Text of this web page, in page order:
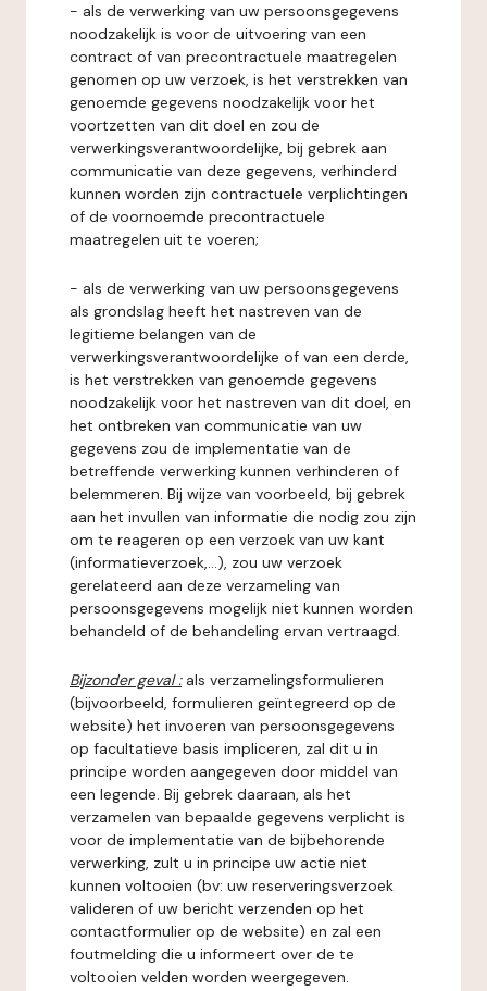
- als de verwerking van uw persoonsgegevens
noodzakelijk is voor de uitvoering van een
contract of van precontractuele maatregelen
genomen op uw verzoek, is het verstrekken van
genoemde gegevens noodzakelijk voor het
voortzetten van dit doel en zou de
verwerkingsverantwoordelijke, bij gebrek aan
communicatie van deze gegevens, verhinderd
kunnen worden zijn contractuele verplichtingen
of de voornoemde precontractuele
maatregelen uit te voeren;
- als de verwerking van uw persoonsgegevens
als grondslag heeft het nastreven van de
legitieme belangen van de
verwerkingsverantwoordelijke of van een derde,
is het verstrekken van genoemde gegevens
noodzakelijk voor het nastreven van dit doel, en
het ontbreken van communicatie van uw
gegevens zou de implementatie van de
betreffende verwerking kunnen verhinderen of
belemmeren. Bij wijze van voorbeeld, bij gebrek
aan het invullen van informatie die nodig zou zijn
om te reageren op een verzoek van uw kant
(informatieverzoek,...), zou uw verzoek
gerelateerd aan deze verzameling van
persoonsgegevens mogelijk niet kunnen worden
behandeld of de behandeling ervan vertraagd.
Bijzonder geval : als verzamelingsformulieren
(bijvoorbeeld, formulieren geïntegreerd op de
website) het invoeren van persoonsgegevens
op facultatieve basis impliceren, zal dit u in
principe worden aangegeven door middel van
een legende. Bij gebrek daaraan, als het
verzamelen van bepaalde gegevens verplicht is
voor de implementatie van de bijbehorende
verwerking, zult u in principe uw actie niet
kunnen voltooien (bv: uw reserveringsverzoek
valideren of uw bericht verzenden op het
contactformulier op de website) en zal een
foutmelding die u informeert over de te
voltooien velden worden weergegeven.